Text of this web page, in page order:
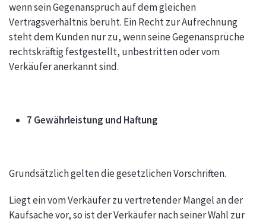
wenn sein Gegenanspruch auf dem gleichen
Vertragsverhältnis beruht. Ein Recht zur Aufrechnung
steht dem Kunden nur zu, wenn seine Gegenansprüche
rechtskräftig festgestellt, unbestritten oder vom
Verkäufer anerkannt sind.
7 Gewährleistung und Haftung
Grundsätzlich gelten die gesetzlichen Vorschriften.
Liegt ein vom Verkäufer zu vertretender Mangel an der
Kaufsache vor, so ist der Verkäufer nach seiner Wahl zur